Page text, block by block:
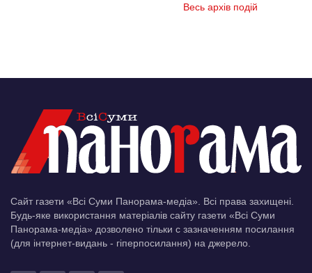
Весь архів подій
Сайт газети «Всі Суми Панорама-медіа». Всі права захищені.
Будь-яке використання матеріалів сайту газети «Всі Суми
Панорама-медіа» дозволено тільки c зазначенням посилання
(для інтернет-видань - гіперпосилання) на джерело.